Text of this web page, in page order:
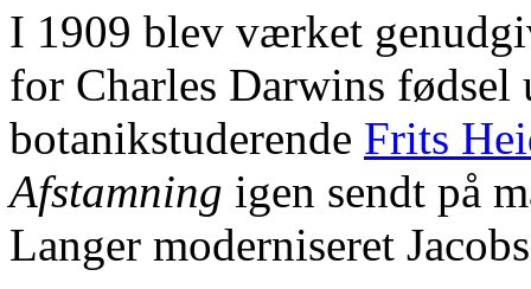
I 1909 blev værket
for Charles Darwins fødsel
botanikstuderende Frits
Afstamning igen sendt på
Langer moderniseret